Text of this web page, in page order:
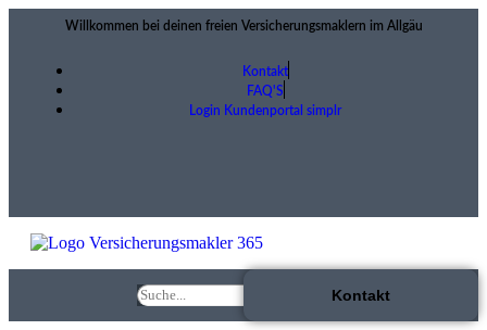
Willkommen bei deinen freien Versicherungsmaklern im Allgäu
Kontakt
FAQ'S
Login Kundenportal simplr
Kontakt